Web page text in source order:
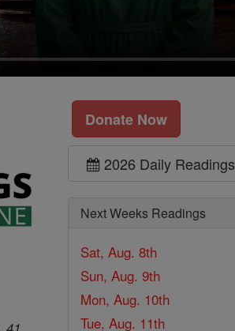
Donate Now
2026 Daily Readings
Next Weeks Readings
Sat, Aug. 8th
Sun, Aug. 9th
Mon, Aug. 10th
Tue, Aug. 11th